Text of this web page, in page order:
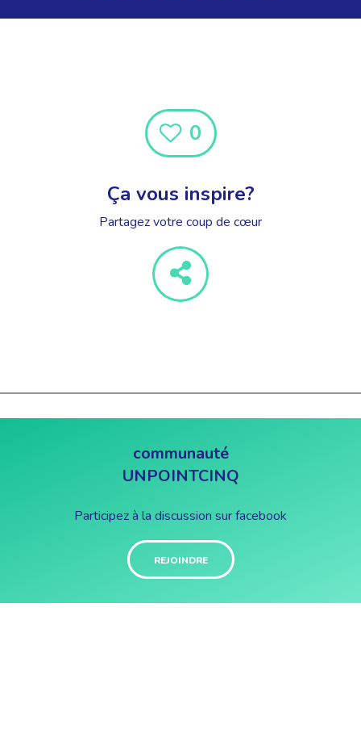
0
Ça vous inspire?
Partagez votre coup de cœur
communauté
UNPOINTCINQ
Participez à la discussion sur facebook
REJOINDRE